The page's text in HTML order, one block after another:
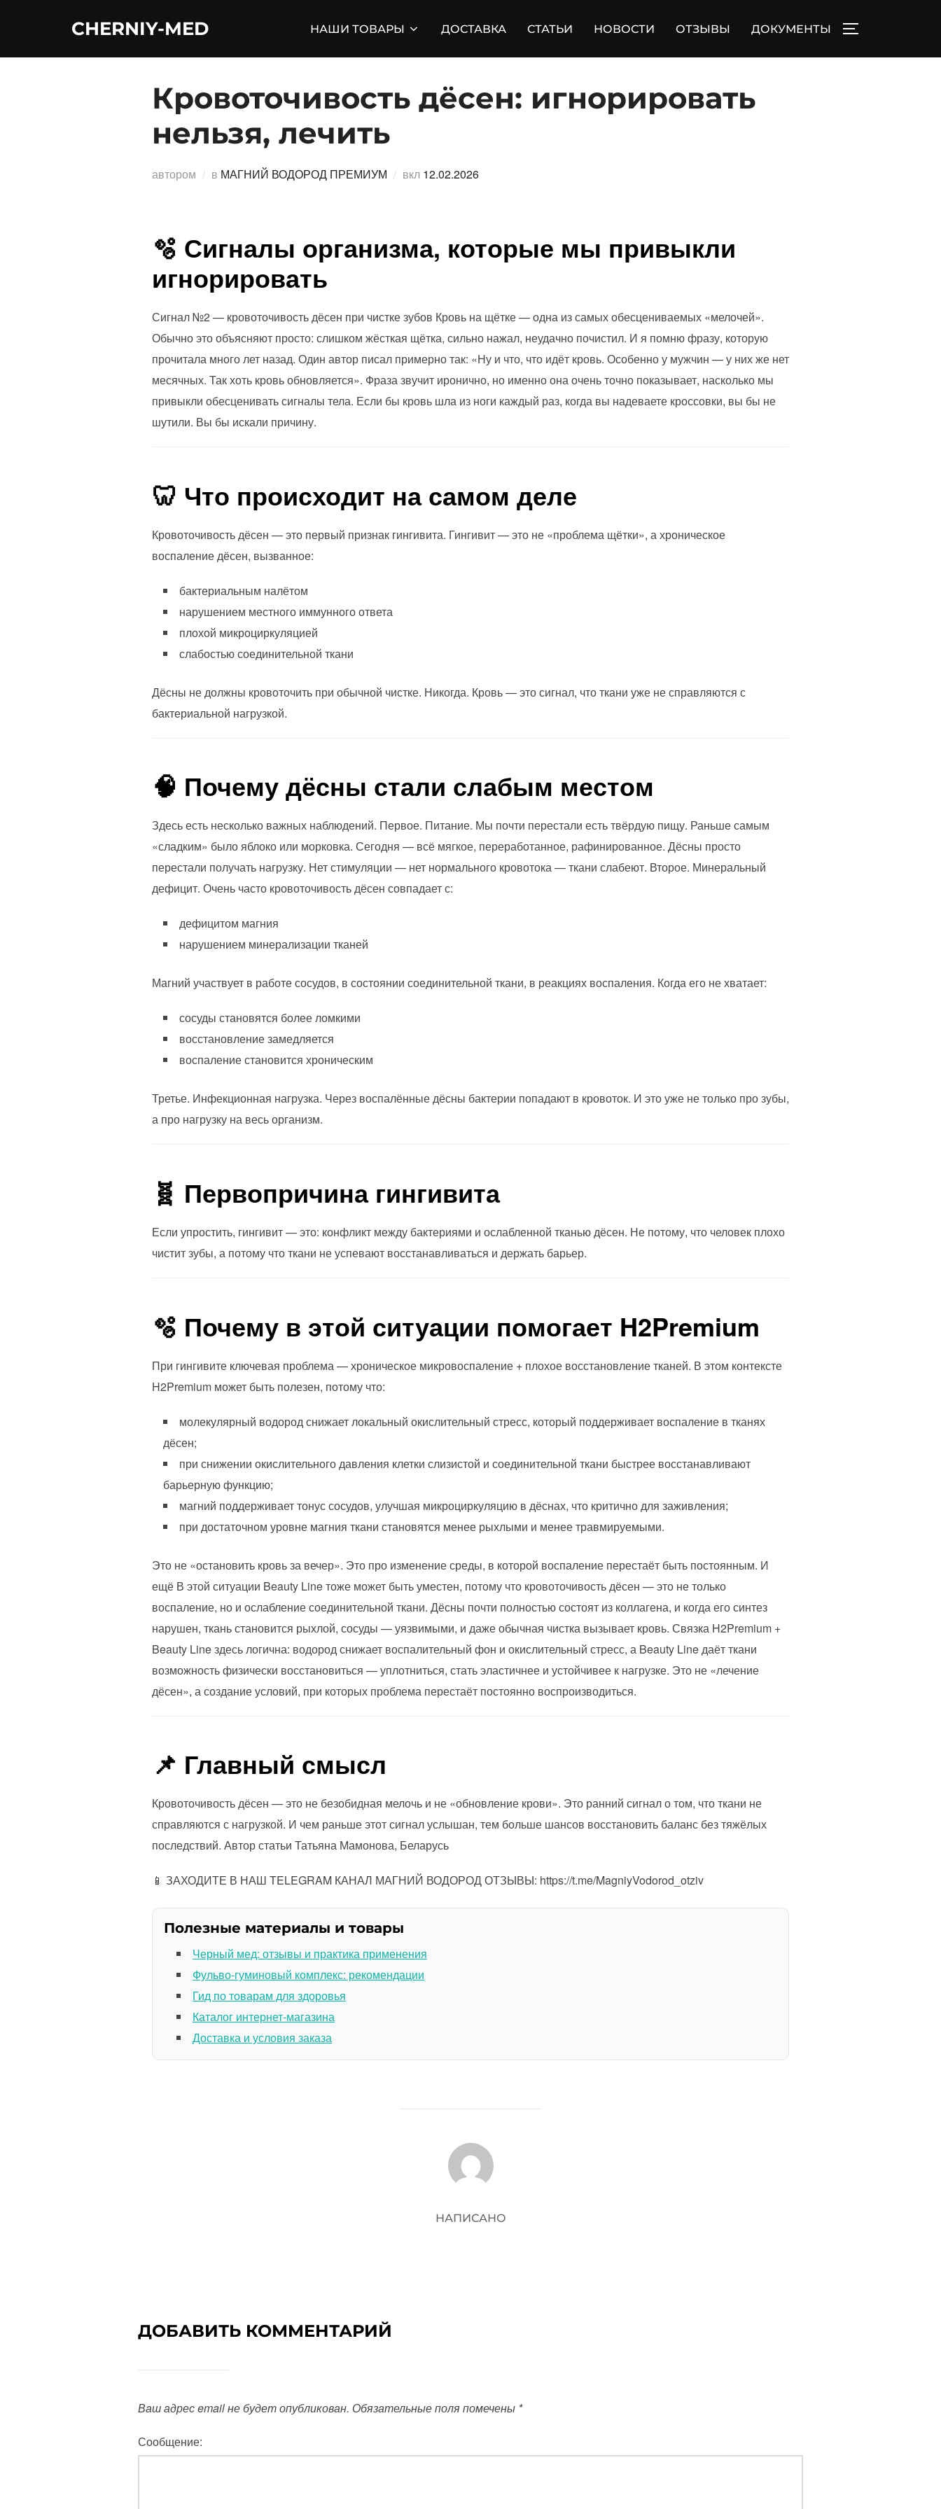
CHERNIY-MED НАШИ ТОВАРЫ ДОСТАВКА СТАТЬИ НОВОСТИ ОТЗЫВЫ ДОКУМЕНТЫ
Кровоточивость дёсен: игнорировать
нельзя, лечить
автором в МАГНИЙ ВОДОРОД ПРЕМИУМ вкл Опубликовано
12.02.2026
🫧 Сигналы организма, которые мы привыкли
игнорировать
Сигнал №2 — кровоточивость дёсен при чистке зубов Кровь на щётке — одна из самых обесцениваемых «мелочей».
Обычно это объясняют просто: слишком жёсткая щётка, сильно нажал, неудачно почистил. И я помню фразу, которую
прочитала много лет назад. Один автор писал примерно так: «Ну и что, что идёт кровь. Особенно у мужчин — у них же нет
месячных. Так хоть кровь обновляется». Фраза звучит иронично, но именно она очень точно показывает, насколько мы
привыкли обесценивать сигналы тела. Если бы кровь шла из ноги каждый раз, когда вы надеваете кроссовки, вы бы не
шутили. Вы бы искали причину.
🦷 Что происходит на самом деле
Кровоточивость дёсен — это первый признак гингивита. Гингивит — это не «проблема щётки», а хроническое
воспаление дёсен, вызванное:
бактериальным налётом
нарушением местного иммунного ответа
плохой микроциркуляцией
слабостью соединительной ткани
Дёсны не должны кровоточить при обычной чистке. Никогда. Кровь — это сигнал, что ткани уже не справляются с
бактериальной нагрузкой.
🧠 Почему дёсны стали слабым местом
Здесь есть несколько важных наблюдений. Первое. Питание. Мы почти перестали есть твёрдую пищу. Раньше самым
«сладким» было яблоко или морковка. Сегодня — всё мягкое, переработанное, рафинированное. Дёсны просто
перестали получать нагрузку. Нет стимуляции — нет нормального кровотока — ткани слабеют. Второе. Минеральный
дефицит. Очень часто кровоточивость дёсен совпадает с:
дефицитом магния
нарушением минерализации тканей
Магний участвует в работе сосудов, в состоянии соединительной ткани, в реакциях воспаления. Когда его не хватает:
сосуды становятся более ломкими
восстановление замедляется
воспаление становится хроническим
Третье. Инфекционная нагрузка. Через воспалённые дёсны бактерии попадают в кровоток. И это уже не только про зубы,
а про нагрузку на весь организм.
🧬 Первопричина гингивита
Если упростить, гингивит — это: конфликт между бактериями и ослабленной тканью дёсен. Не потому, что человек плохо
чистит зубы, а потому что ткани не успевают восстанавливаться и держать барьер.
🫧 Почему в этой ситуации помогает H2Premium
При гингивите ключевая проблема — хроническое микровоспаление + плохое восстановление тканей. В этом контексте
H2Premium может быть полезен, потому что:
молекулярный водород снижает локальный окислительный стресс, который поддерживает воспаление в тканях
дёсен;
при снижении окислительного давления клетки слизистой и соединительной ткани быстрее восстанавливают
барьерную функцию;
магний поддерживает тонус сосудов, улучшая микроциркуляцию в дёснах, что критично для заживления;
при достаточном уровне магния ткани становятся менее рыхлыми и менее травмируемыми.
Это не «остановить кровь за вечер». Это про изменение среды, в которой воспаление перестаёт быть постоянным. И
ещё В этой ситуации Beauty Line тоже может быть уместен, потому что кровоточивость дёсен — это не только
воспаление, но и ослабление соединительной ткани. Дёсны почти полностью состоят из коллагена, и когда его синтез
нарушен, ткань становится рыхлой, сосуды — уязвимыми, и даже обычная чистка вызывает кровь. Связка H2Premium +
Beauty Line здесь логична: водород снижает воспалительный фон и окислительный стресс, а Beauty Line даёт ткани
возможность физически восстановиться — уплотниться, стать эластичнее и устойчивее к нагрузке. Это не «лечение
дёсен», а создание условий, при которых проблема перестаёт постоянно воспроизводиться.
📌 Главный смысл
Кровоточивость дёсен — это не безобидная мелочь и не «обновление крови». Это ранний сигнал о том, что ткани не
справляются с нагрузкой. И чем раньше этот сигнал услышан, тем больше шансов восстановить баланс без тяжёлых
последствий. Автор статьи Татьяна Мамонова, Беларусь
📱 ЗАХОДИТЕ В НАШ TELEGRAM КАНАЛ МАГНИЙ ВОДОРОД ОТЗЫВЫ: https://t.me/MagniyVodorod_otziv
Полезные материалы и товары
Черный мед: отзывы и практика применения
Фульво-гуминовый комплекс: рекомендации
Гид по товарам для здоровья
Каталог интернет-магазина
Доставка и условия заказа
АВТОР ЗАПИСИ
НАПИСАНО
ДОБАВИТЬ КОММЕНТАРИЙ
Ваш адрес email не будет опубликован. Обязательные поля помечены *
Сообщение: